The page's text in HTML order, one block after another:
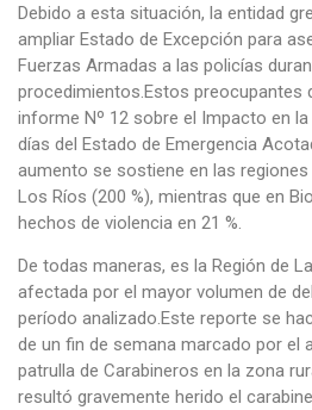
Debido a esta situación, la entidad
ampliar Estado de Excepción para
Fuerzas Armadas a las policías
procedimientos.Estos preocupantes
informe Nº 12 sobre el Impacto en
días del Estado de Emergencia
aumento se sostiene en las regiones
Los Ríos (200 %), mientras que en
hechos de violencia en 21 %.
De todas maneras, es la Región de
afectada por el mayor volumen de
período analizado.Este reporte se
de un fin de semana marcado por el
patrulla de Carabineros en la zona
resultó gravemente herido el